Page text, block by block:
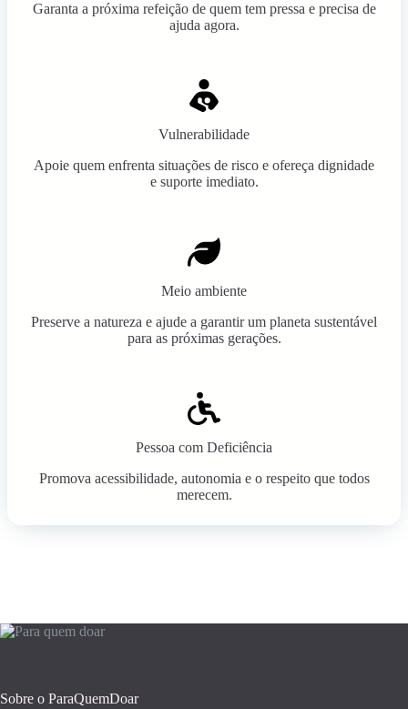
Garanta a próxima refeição de quem tem pressa e precisa de
ajuda agora.
Vulnerabilidade
Apoie quem enfrenta situações de risco e ofereça dignidade
e suporte imediato.
Meio ambiente
Preserve a natureza e ajude a garantir um planeta sustentável
para as próximas gerações.
Pessoa com Deficiência
Promova acessibilidade, autonomia e o respeito que todos
merecem.
Sobre o ParaQuemDoar